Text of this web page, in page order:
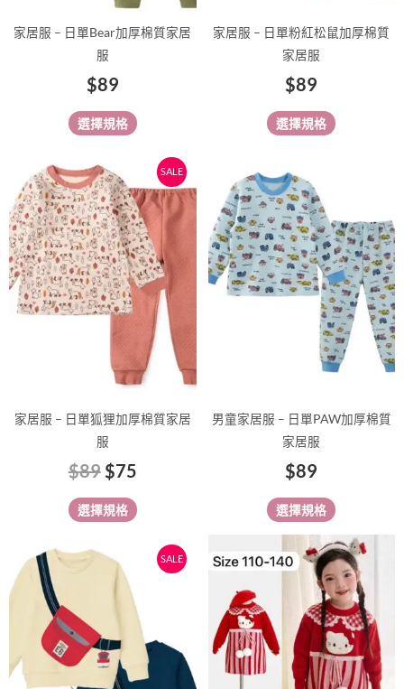
家居服 – 日單Bear加厚棉質家居
服
$89
選擇規格
頁
面
選
擇
選
家居服 – 日單粉紅松鼠加厚棉質
家居服
$89
選擇規格
頁
面
選
擇
選
SALE
家居服 – 日單狐狸加厚棉質家居
服
$89
始
價
格：
$89。
$75
前
價
格：
$75。
選擇規格
產
品
有
多
種
款
式。
在
頁
面
選
擇
選
男童家居服 – 日單PAW加厚棉質
家居服
$89
選擇規格
產
品
有
多
種
款
式。
頁
面
選
擇
選
SALE
始
格：
$79。
格：
$65。
多
種
款
此
產
有
多
種
款